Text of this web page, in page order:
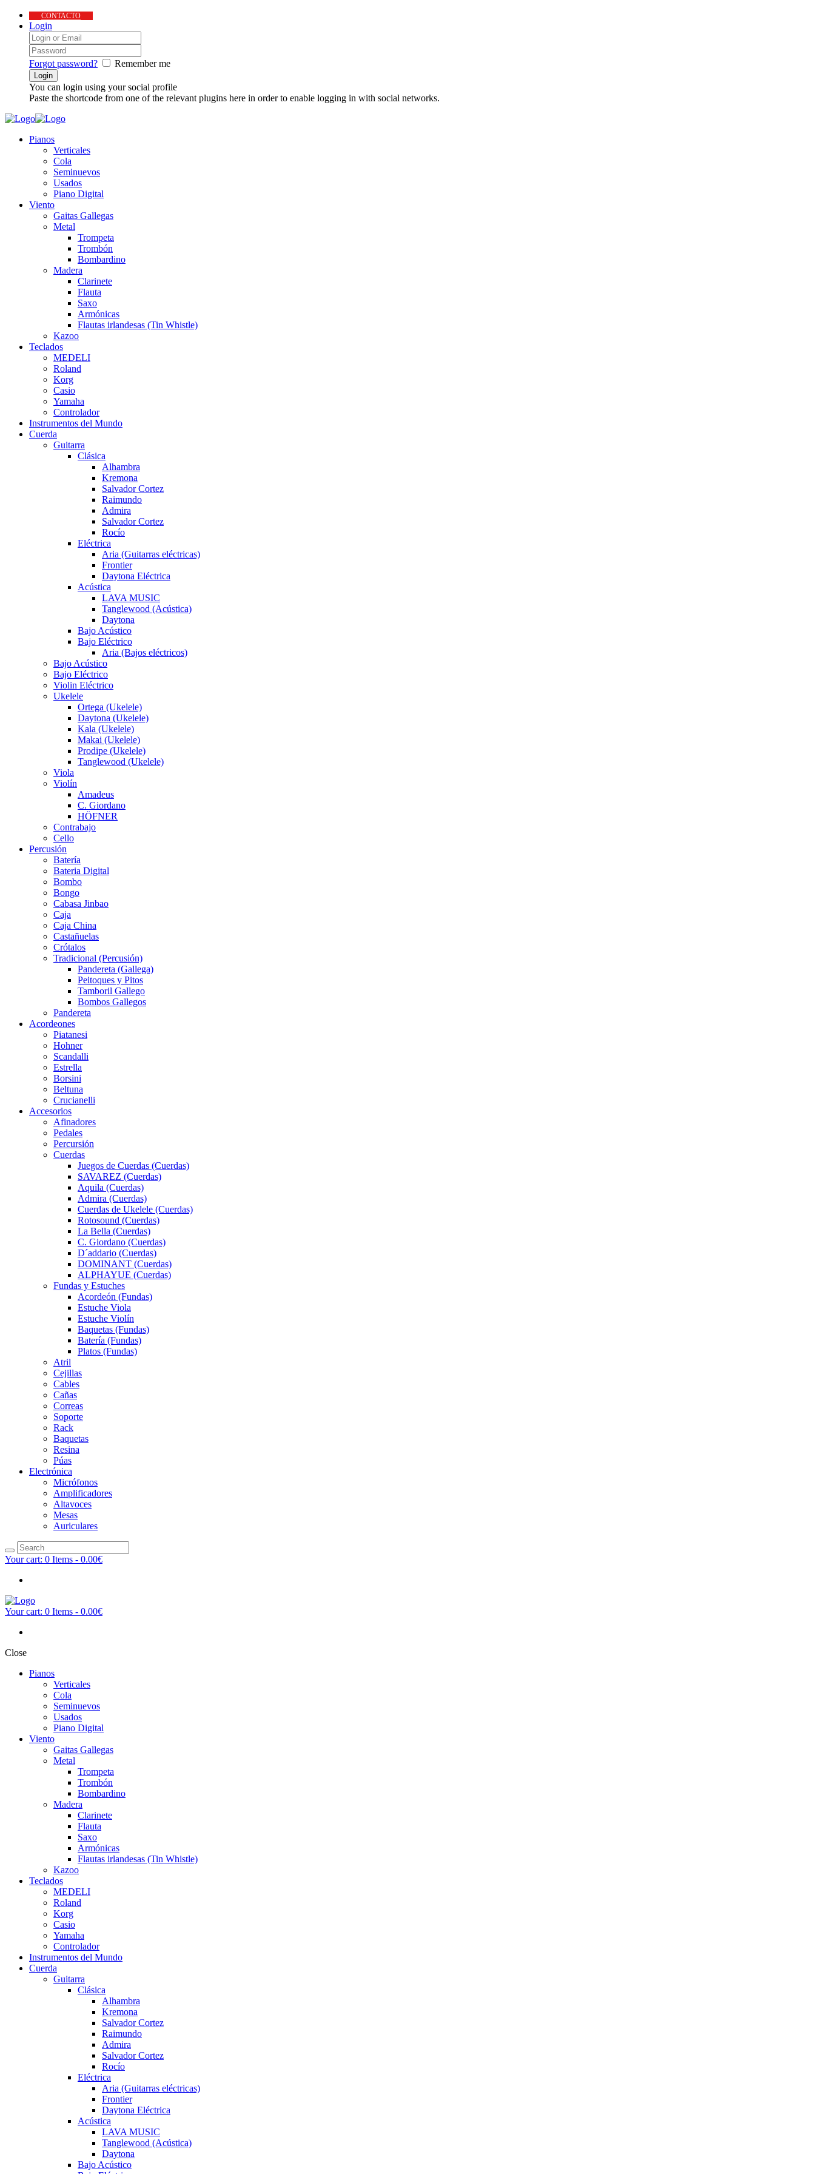
CONTACTO
Login
Forgot password? Remember me
You can login using your social profile
Paste the shortcode from one of the relevant plugins here in order to enable logging in with social networks.
Pianos
Verticales
Cola
Seminuevos
Usados
Piano Digital
Viento
Gaitas Gallegas
Metal
Trompeta
Trombón
Bombardino
Madera
Clarinete
Flauta
Saxo
Armónicas
Flautas irlandesas (Tin Whistle)
Kazoo
Teclados
MEDELI
Roland
Korg
Casio
Yamaha
Controlador
Instrumentos del Mundo
Cuerda
Guitarra
Clásica
Alhambra
Kremona
Salvador Cortez
Raimundo
Admira
Salvador Cortez
Rocío
Eléctrica
Aria (Guitarras eléctricas)
Frontier
Daytona Eléctrica
Acústica
LAVA MUSIC
Tanglewood (Acústica)
Daytona
Bajo Acústico
Bajo Eléctrico
Aria (Bajos eléctricos)
Bajo Acústico
Bajo Eléctrico
Violin Eléctrico
Ukelele
Ortega (Ukelele)
Daytona (Ukelele)
Kala (Ukelele)
Makai (Ukelele)
Prodipe (Ukelele)
Tanglewood (Ukelele)
Viola
Violín
Amadeus
C. Giordano
HÖFNER
Contrabajo
Cello
Percusión
Batería
Bateria Digital
Bombo
Bongo
Cabasa Jinbao
Caja
Caja China
Castañuelas
Crótalos
Tradicional (Percusión)
Pandereta (Gallega)
Peitoques y Pitos
Tamboril Gallego
Bombos Gallegos
Pandereta
Acordeones
Piatanesi
Hohner
Scandalli
Estrella
Borsini
Beltuna
Crucianelli
Accesorios
Afinadores
Pedales
Percursión
Cuerdas
Juegos de Cuerdas (Cuerdas)
SAVAREZ (Cuerdas)
Aquila (Cuerdas)
Admira (Cuerdas)
Cuerdas de Ukelele (Cuerdas)
Rotosound (Cuerdas)
La Bella (Cuerdas)
C. Giordano (Cuerdas)
D´addario (Cuerdas)
DOMINANT (Cuerdas)
ALPHAYUE (Cuerdas)
Fundas y Estuches
Acordeón (Fundas)
Estuche Viola
Estuche Violín
Baquetas (Fundas)
Batería (Fundas)
Platos (Fundas)
Atril
Cejillas
Cables
Cañas
Correas
Soporte
Rack
Baquetas
Resina
Púas
Electrónica
Micrófonos
Amplificadores
Altavoces
Mesas
Auriculares
Your cart: 0 Items - 0.00€
Your cart: 0 Items - 0.00€
Close
Pianos
Verticales
Cola
Seminuevos
Usados
Piano Digital
Viento
Gaitas Gallegas
Metal
Trompeta
Trombón
Bombardino
Madera
Clarinete
Flauta
Saxo
Armónicas
Flautas irlandesas (Tin Whistle)
Kazoo
Teclados
MEDELI
Roland
Korg
Casio
Yamaha
Controlador
Instrumentos del Mundo
Cuerda
Guitarra
Clásica
Alhambra
Kremona
Salvador Cortez
Raimundo
Admira
Salvador Cortez
Rocío
Eléctrica
Aria (Guitarras eléctricas)
Frontier
Daytona Eléctrica
Acústica
LAVA MUSIC
Tanglewood (Acústica)
Daytona
Bajo Acústico